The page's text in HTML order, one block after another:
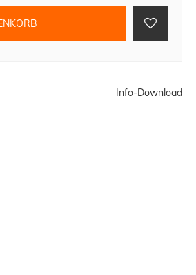
Info-Download